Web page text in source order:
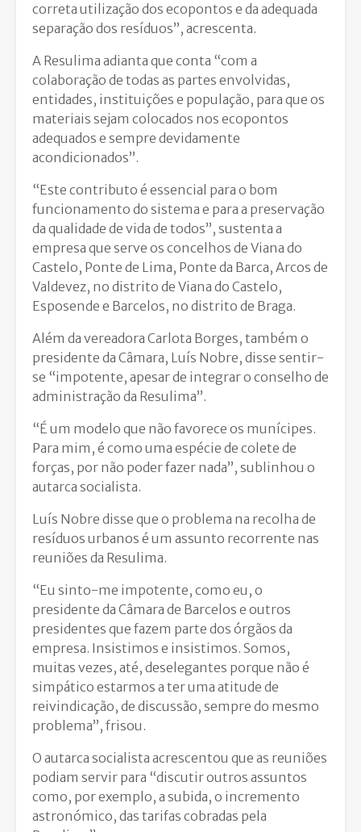
correta utilização dos ecopontos e da adequada
separação dos resíduos”, acrescenta.
A Resulima adianta que conta “com a
colaboração de todas as partes envolvidas,
entidades, instituições e população, para que os
materiais sejam colocados nos ecopontos
adequados e sempre devidamente
acondicionados”.
“Este contributo é essencial para o bom
funcionamento do sistema e para a preservação
da qualidade de vida de todos”, sustenta a
empresa que serve os concelhos de Viana do
Castelo, Ponte de Lima, Ponte da Barca, Arcos de
Valdevez, no distrito de Viana do Castelo,
Esposende e Barcelos, no distrito de Braga.
Além da vereadora Carlota Borges, também o
presidente da Câmara, Luís Nobre, disse sentir-
se “impotente, apesar de integrar o conselho de
administração da Resulima”.
“É um modelo que não favorece os munícipes.
Para mim, é como uma espécie de colete de
forças, por não poder fazer nada”, sublinhou o
autarca socialista.
Luís Nobre disse que o problema na recolha de
resíduos urbanos é um assunto recorrente nas
reuniões da Resulima.
“Eu sinto-me impotente, como eu, o
presidente da Câmara de Barcelos e outros
presidentes que fazem parte dos órgãos da
empresa. Insistimos e insistimos. Somos,
muitas vezes, até, deselegantes porque não é
simpático estarmos a ter uma atitude de
reivindicação, de discussão, sempre do mesmo
problema”, frisou.
O autarca socialista acrescentou que as reuniões
podiam servir para “discutir outros assuntos
como, por exemplo, a subida, o incremento
astronómico, das tarifas cobradas pela